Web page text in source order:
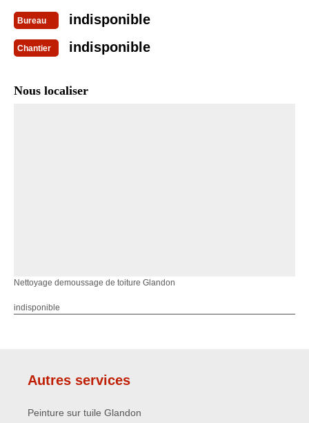
Bureau indisponible
Chantier indisponible
Nous localiser
Nettoyage demoussage de toiture Glandon
indisponible
Autres services
Peinture sur tuile Glandon